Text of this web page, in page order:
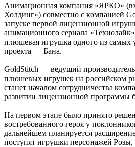
Анимационная компания «ЯРКО»
Холдинг») совместно с компанией
запуске первой лицензионной
анимационного сериала
плюшевая игрушка одного из самых
проекта — Бана.
GoldStitch — ведущий
плюшевых игрушек на российском
станет началом сотрудничества
развитии лицензионной программы
На первом этапе было принято
востребованного героя у
дальнейшем планируется
поступят игрушки персонажей